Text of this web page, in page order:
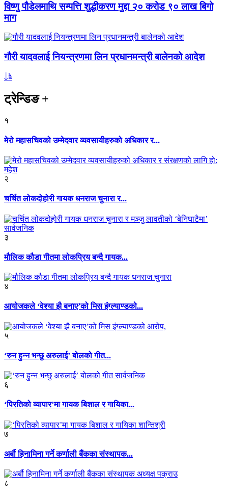
विष्णु पौडेलमाथि सम्पत्ति शुद्धीकरण मुद्दा २० करोड ९० लाख बिगो
माग
गौरी यादवलाई नियन्त्रणमा लिन प्रधानमन्त्री बालेनको आदेश
ट्रेन्डिङ+
१
मेरो महासचिवको उम्मेदवार व्यवसायीहरुको अधिकार र...
२
चर्चित लोकदोहोरी गायक धनराज चुनारा र...
३
मौलिक कौडा गीतमा लोकप्रिय बन्दै गायक...
४
आयोजकले ‘वेश्या झै बनाए’को मिस इंग्ल्याण्डको...
५
‘रुन हुन्न भन्छु अरुलाई’ बोलको गीत...
६
‘पिरतिको व्यापार’मा गायक बिशाल र गायिका...
७
अर्बौ हिनामिना गर्ने कर्णाली बैंकका संस्थापक...
८